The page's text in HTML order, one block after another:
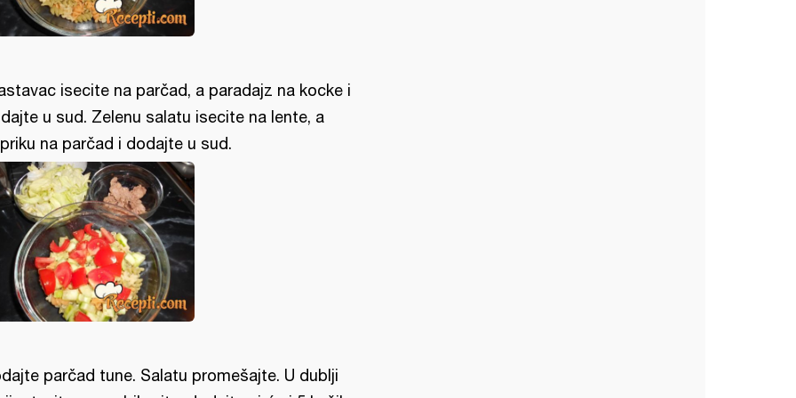
isecite na parčad, a paradajz na kocke i
u sud. Zelenu salatu isecite na lente, a
na parčad i dodajte u sud.
parčad tune. Salatu promešajte. U dublji